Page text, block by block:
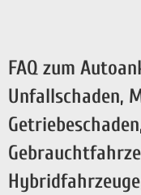
FAQ zum
Unfallschaden,